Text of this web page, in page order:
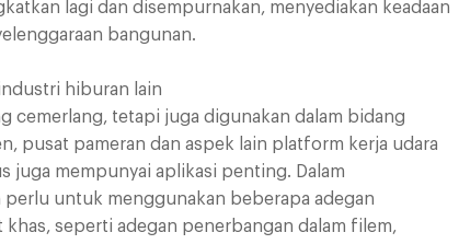
lagi dan disempurnakan, menyediakan keadaan
bangunan.
hiburan lain
cemerlang, tetapi juga digunakan dalam bidang
pusat pameran dan aspek lain platform kerja udara
juga mempunyai aplikasi penting. Dalam
untuk menggunakan beberapa adegan
seperti adegan penerbangan dalam filem,